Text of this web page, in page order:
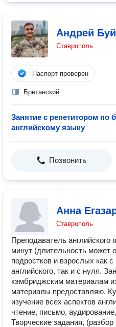
Андрей
Ставрополь
Паспорт проверен
Британский
Занятие с репетитором по
английскому языку
Позвонить
Анна
Ставрополь
Преподаватель английского
минут (длительность может
подростков и взрослых как
английского, так и с нуля.
кэмбриджским материалам
материалы предоставляю.
изучение всех аспектов
чтение, письмо,
Творческие задания,